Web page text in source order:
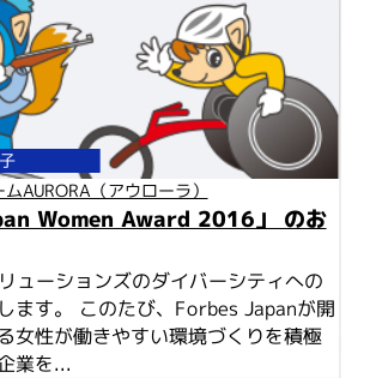
ムAURORA（アウローラ）
Women Award 2016」 のお
ューションズのダイバーシティへの
ます。 このたび、Forbes Japanが開
女性が働きやすい環境づくりを積極
業を...